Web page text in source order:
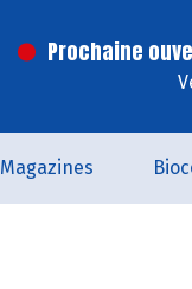
Prochaine
Magazines